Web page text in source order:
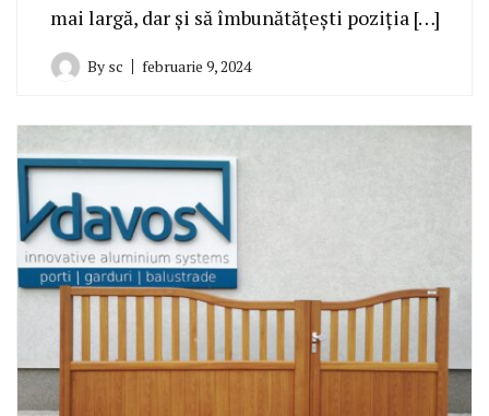
mai largă, dar și să îmbunătățești poziția […]
By sc februarie 9, 2024